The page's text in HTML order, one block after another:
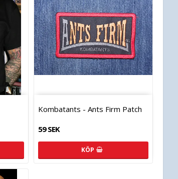
Kombatants - Ants Firm Patch
59 SEK
KÖP